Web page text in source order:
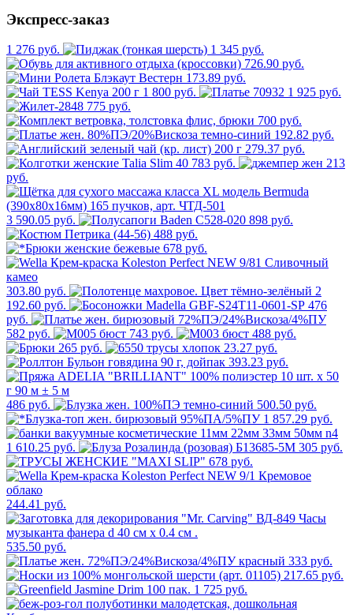
Экспресс-заказ
1 276 руб.
1 345 руб.
726.90 руб.
173.89 руб.
1 800 руб.
1 925 руб.
775 руб.
700 руб.
192.82 руб.
279.37 руб.
783 руб.
213
руб.
3 590.05 руб.
898 руб.
488 руб.
678 руб.
303.80 руб.
2
192.60 руб.
476
руб.
582 руб.
743 руб.
488 руб.
265 руб.
23.27 руб.
393.23 руб.
486 руб.
500.50 руб.
1 857.29 руб.
1 610.25 руб.
305 руб.
678 руб.
244.41 руб.
535.50 руб.
333 руб.
217.65 руб.
1 725 руб.